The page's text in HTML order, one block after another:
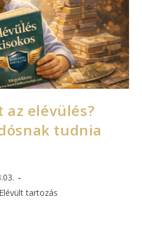
elévülés?
tudnia
Elévült tartozás